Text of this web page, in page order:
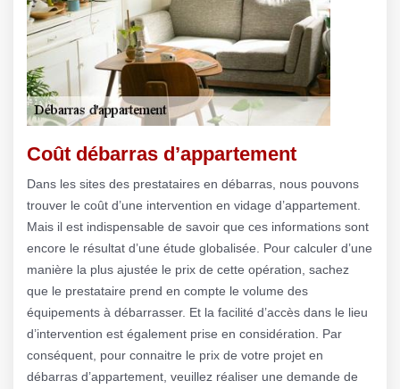
Coût débarras d’appartement
Dans les sites des prestataires en débarras, nous pouvons
trouver le coût d’une intervention en vidage d’appartement.
Mais il est indispensable de savoir que ces informations sont
encore le résultat d’une étude globalisée. Pour calculer d’une
manière la plus ajustée le prix de cette opération, sachez
que le prestataire prend en compte le volume des
équipements à débarrasser. Et la facilité d’accès dans le lieu
d’intervention est également prise en considération. Par
conséquent, pour connaitre le prix de votre projet en
débarras d’appartement, veuillez réaliser une demande de